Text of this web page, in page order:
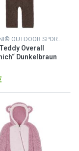
Overall
Dunkelbraun